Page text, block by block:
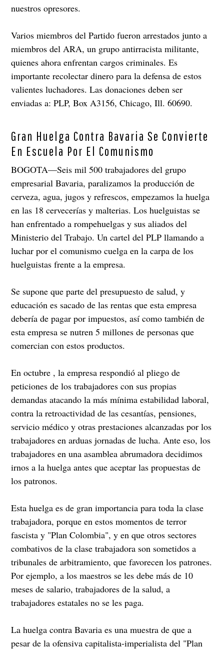
nuestros opresores.
Varios miembros del Partido fueron arrestados junto a
miembros del ARA, un grupo antirracista militante,
quienes ahora enfrentan cargos criminales. Es
importante recolectar dinero para la defensa de estos
valientes luchadores. Las donaciones deben ser
enviadas a: PLP, Box A3156, Chicago, Ill. 60690.
Gran Huelga Contra Bavaria Se Convierte
En Escuela Por El Comunismo
BOGOTA—Seis mil 500 trabajadores del grupo
empresarial Bavaria, paralizamos la producción de
cerveza, agua, jugos y refrescos, empezamos la huelga
en las 18 cervecerías y malterias. Los huelguistas se
han enfrentado a rompehuelgas y sus aliados del
Ministerio del Trabajo. Un cartel del PLP llamando a
luchar por el comunismo cuelga en la carpa de los
huelguistas frente a la empresa.
Se supone que parte del presupuesto de salud, y
educación es sacado de las rentas que esta empresa
debería de pagar por impuestos, así como también de
esta empresa se nutren 5 millones de personas que
comercian con estos productos.
En octubre , la empresa respondió al pliego de
peticiones de los trabajadores con sus propias
demandas atacando la más mínima estabilidad laboral,
contra la retroactividad de las cesantías, pensiones,
servicio médico y otras prestaciones alcanzadas por los
trabajadores en arduas jornadas de lucha. Ante eso, los
trabajadores en una asamblea abrumadora decidimos
irnos a la huelga antes que aceptar las propuestas de
los patronos.
Esta huelga es de gran importancia para toda la clase
trabajadora, porque en estos momentos de terror
fascista y "Plan Colombia", y en que otros sectores
combativos de la clase trabajadora son sometidos a
tribunales de arbitramiento, que favorecen los patrones.
Por ejemplo, a los maestros se les debe más de 10
meses de salario, trabajadores de la salud, a
trabajadores estatales no se les paga.
La huelga contra Bavaria es una muestra de que a
pesar de la ofensiva capitalista-imperialista del "Plan